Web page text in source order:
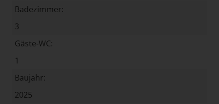
Badezimmer:
3
Gäste-WC:
1
Baujahr:
2025